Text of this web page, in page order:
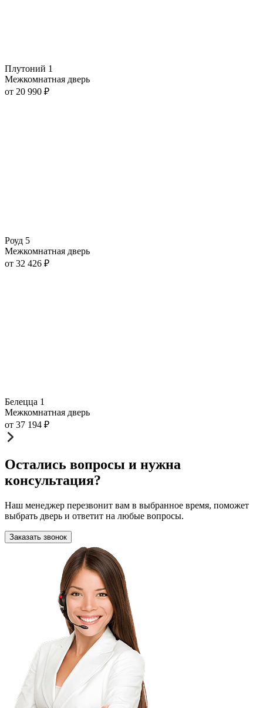
Плутоний 1
Межкомнатная дверь
от 20 990 ₽
Роуд 5
Межкомнатная дверь
от 32 426 ₽
Белецца 1
Межкомнатная дверь
от 37 194 ₽
Остались вопросы и нужна
консультация?
Наш менеджер перезвонит вам в выбранное время, поможет
выбрать дверь и ответит на любые вопросы.
Заказать звонок